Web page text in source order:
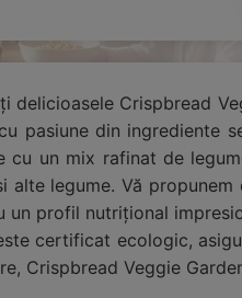
delicioasele Crispbread
pasiune din ingrediente
cu un mix rafinat de
alte legume. Vă
un profil nutrițional
certificat ecologic,
Crispbread Veggie